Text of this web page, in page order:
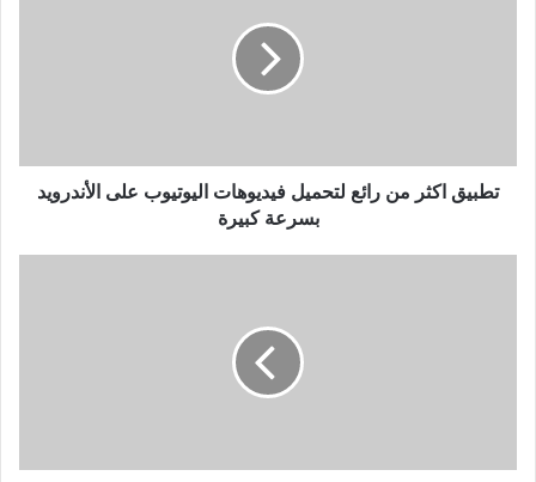
الأندرويد
بسرعة
تطبيق اكثر من رائع لتحميل فيديوهات اليوتيوب على الأندرويد
بسرعة كبيرة